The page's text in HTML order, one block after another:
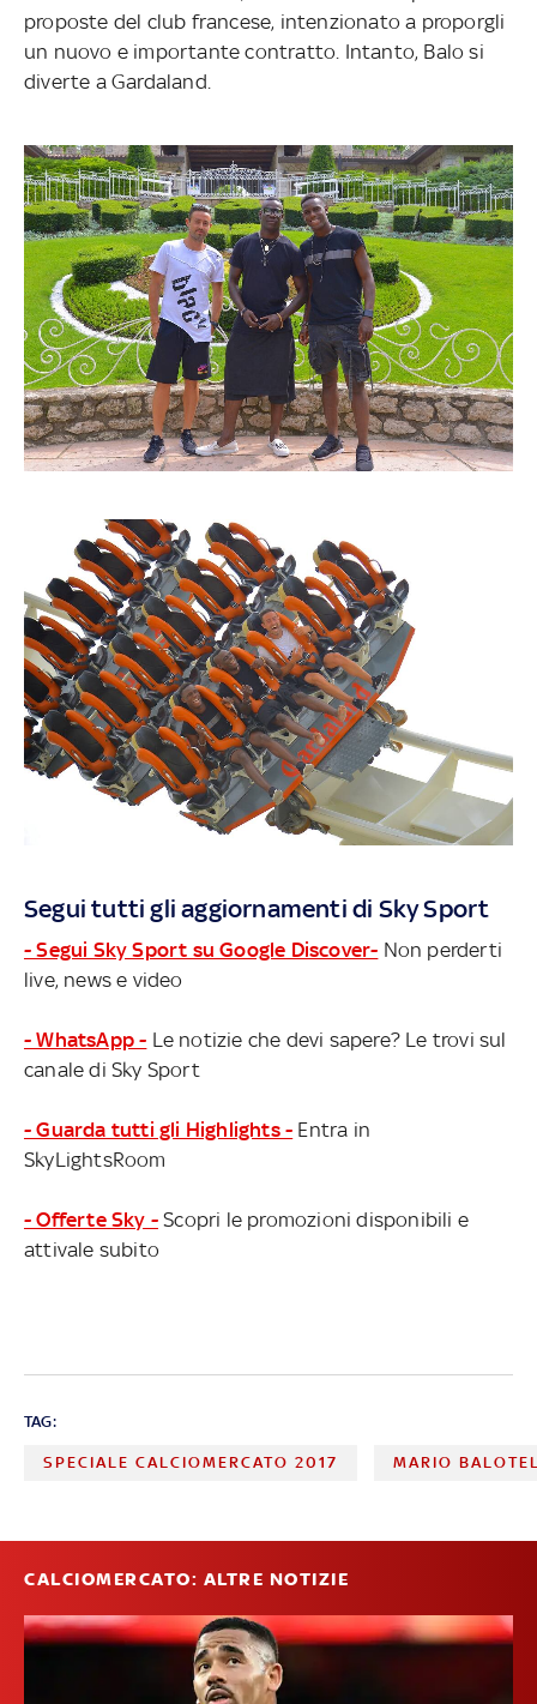
proposte del club francese, intenzionato a proporgli
un nuovo e importante contratto. Intanto, Balo si
diverte a Gardaland.
Segui tutti gli aggiornamenti di Sky Sport
- Segui Sky Sport su Google Discover- Non perderti
live, news e video
- WhatsApp - Le notizie che devi sapere? Le trovi sul
canale di Sky Sport
- Guarda tutti gli Highlights - Entra in
SkyLightsRoom
- Offerte Sky - Scopri le promozioni disponibili e
attivale subito
TAG:
SPECIALE CALCIOMERCATO 2017 MARIO
CALCIOMERCATO: ALTRE NOTIZIE